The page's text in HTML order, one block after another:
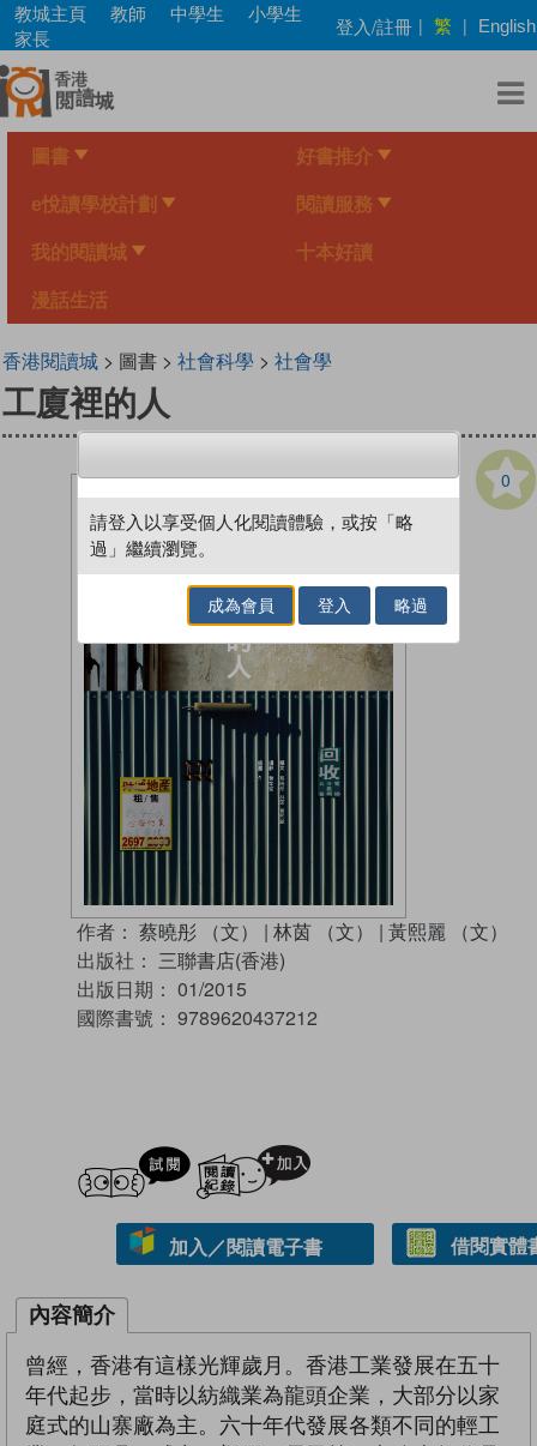
Skip
main
content
教城主頁 教師 中學生
小學生
家長
登入/註冊 | 繁 | English
圖書 好書推介
e悅讀學校計劃 閱讀服務
我的閱讀城 十本好讀
漫話生活
香港閱讀城> 圖書 > 社會科學 > 社會學
工廈裡的人
0
作者： 蔡曉彤 （文） | 林茵 （文） | 黃熙麗 （文）
出版社： 三聯書店(香港)
出版日期： 01/2015
國際書號： 9789620437212
試閲
加入／閱讀電子書 借閱實體
內容簡介
曾經，香港有這樣光輝歲月。香港工業發展在五十
年代起步，當時以紡織業為龍頭企業，大部分以家
庭式的山寨廠為主。六十年代發展各類不同的輕工
請登入以享受個人化閱讀體驗，或按「略
過」繼續瀏覽。
成為會員 登入 略過